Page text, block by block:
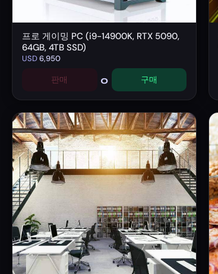
프로 게이밍 PC (i9-14900K, RTX 5090,
64GB, 4TB SSD)
USD6,950
판매 0 구매